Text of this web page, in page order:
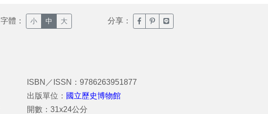
字體： 小 中 大 分享： 臉書分享(另開新視窗)
噗浪分享(另開新視窗)
Line分享(另開新視窗)
ISBN／ISSN：9786263951877
出版單位： 國立歷史博物館
開數：31x24公分